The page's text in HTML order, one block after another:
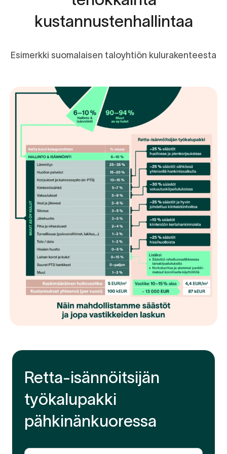
kustannustenhallintaa
Esimerkki suomalaisen taloyhtiön kulurakenteesta
Retta-isännöitsijän
työkalupakki
pähkinänkuoressa